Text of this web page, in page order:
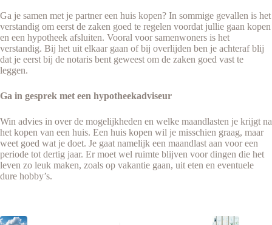
Ga je samen met je partner een huis kopen? In sommige gevallen is het
verstandig om eerst de zaken goed te regelen voordat jullie gaan kopen
en een hypotheek afsluiten. Vooral voor samenwoners is het
verstandig. Bij het uit elkaar gaan of bij overlijden ben je achteraf blij
dat je eerst bij de notaris bent geweest om de zaken goed vast te
leggen.
Ga in gesprek met een hypotheekadviseur
Win advies in over de mogelijkheden en welke maandlasten je krijgt na
het kopen van een huis. Een huis kopen wil je misschien graag, maar
weet goed wat je doet. Je gaat namelijk een maandlast aan voor een
periode tot dertig jaar. Er moet wel ruimte blijven voor dingen die het
leven zo leuk maken, zoals op vakantie gaan, uit eten en eventuele
dure hobby’s.